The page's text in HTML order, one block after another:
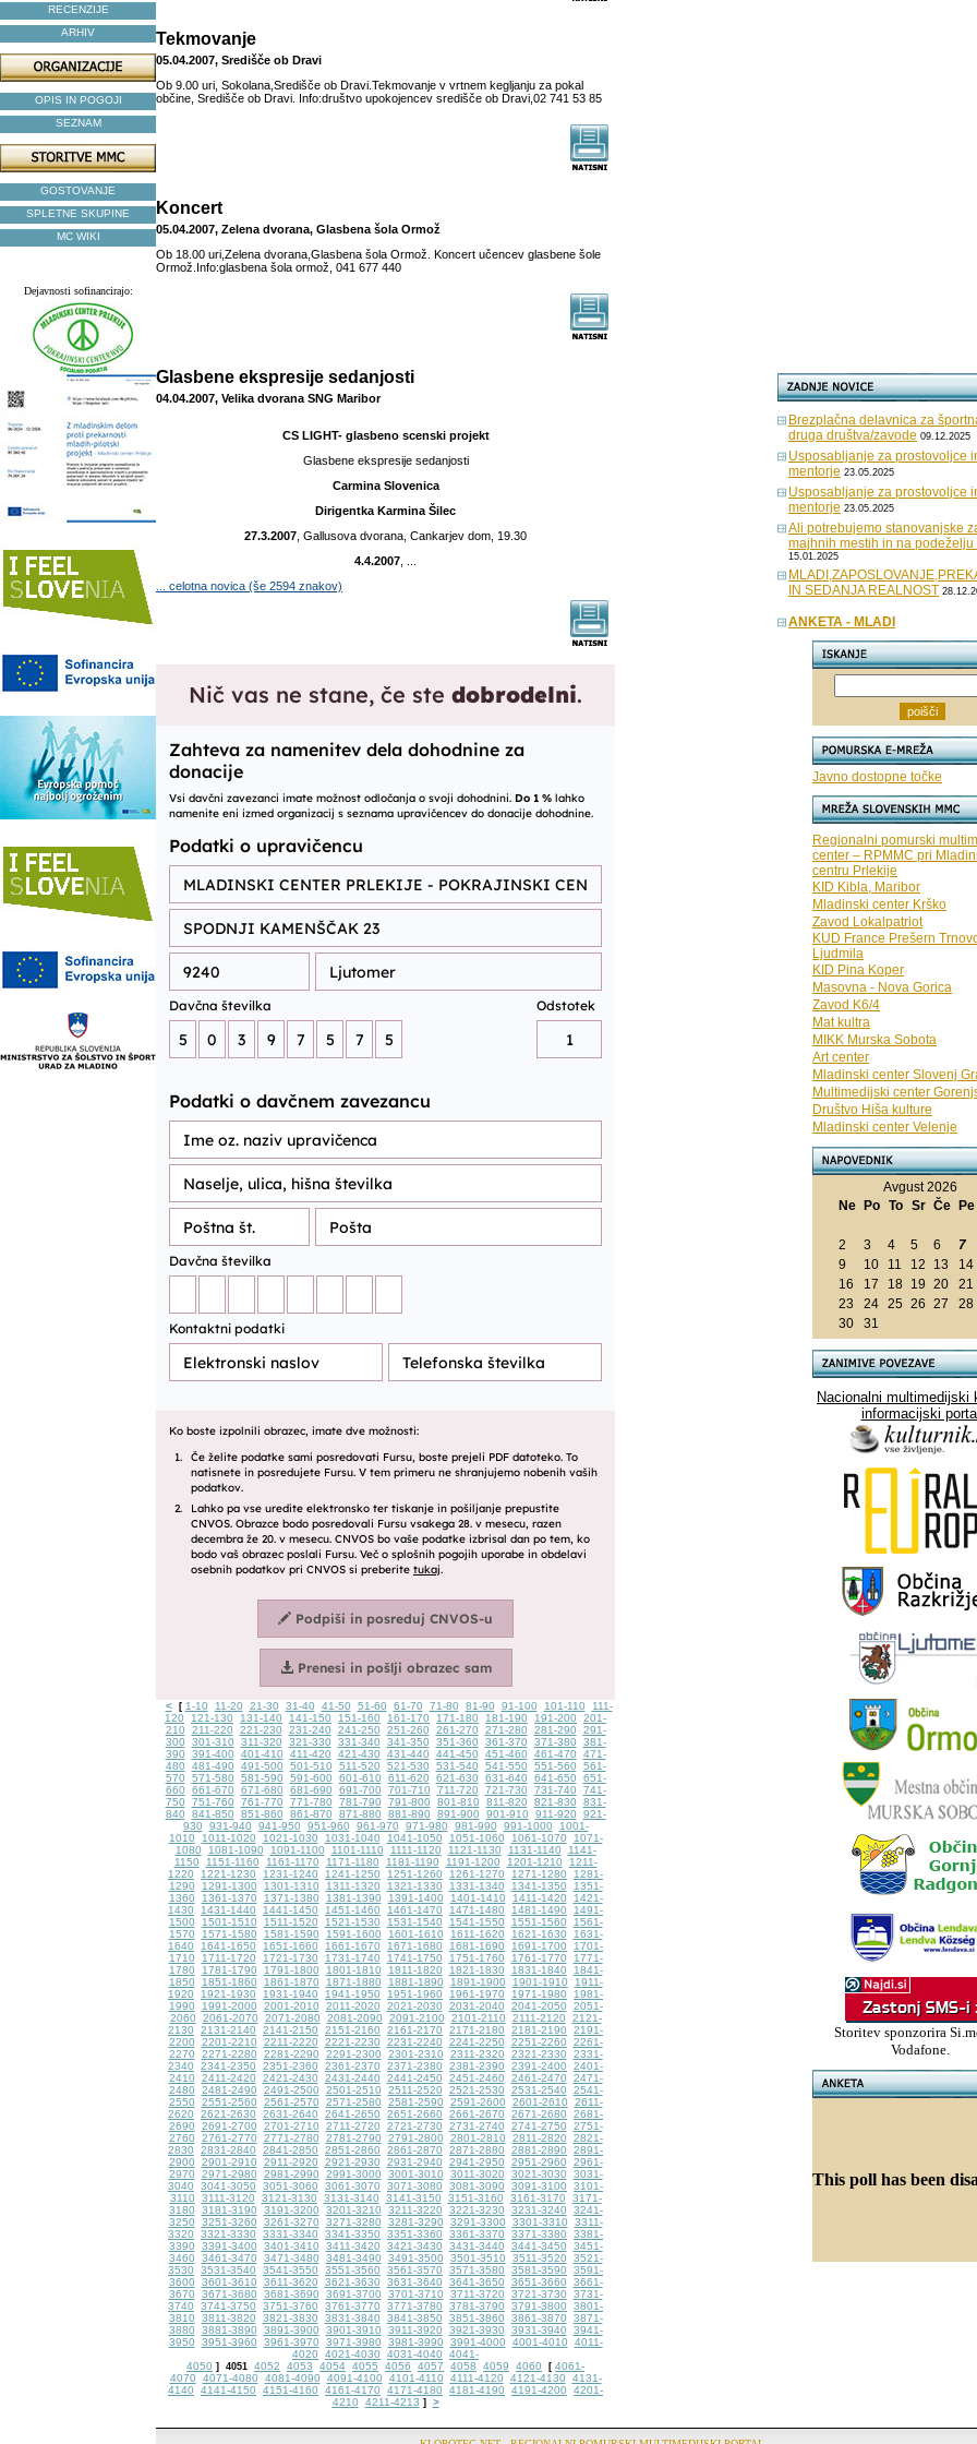
RECENZIJE
ARHIV
OPIS IN POGOJI
SEZNAM
GOSTOVANJE
SPLETNE SKUPINE
MC WIKI
Dejavnosti sofinancirajo:
Tekmovanje
05.04.2007, Središče ob Dravi
Ob 9.00 uri, Sokolana,Središče ob Dravi.Tekmovanje v vrtnem kegljanju za pokal
občine, Središče ob Dravi. Info:društvo upokojencev središče ob Dravi,02 741 53 85
Koncert
05.04.2007, Zelena dvorana, Glasbena šola Ormož
Ob 18.00 uri,Zelena dvorana,Glasbena šola Ormož. Koncert učencev glasbene šole
Ormož.Info:glasbena šola ormož, 041 677 440
Glasbene ekspresije sedanjosti
04.04.2007, Velika dvorana SNG Maribor
CS LIGHT- glasbeno scenski projekt
Glasbene ekspresije sedanjosti
Carmina Slovenica
Dirigentka Karmina Šilec
27.3.2007 , Gallusova dvorana, Cankarjev dom, 19.30
4.4.2007
... celotna novica (še 2594 znakov)
< [ 1-10 11-20 21-30 31-40 41-50 51-60 61-70 71-80 81-90 91-100 101-110
111-
120
121-130 131-140 141-150 151-160 161-170 171-180 181-190 191-200
201-
210
211-220 221-230 231-240 241-250 251-260 261-270 271-280 281-290
291-
300
301-310 311-320 321-330 331-340 341-350 351-360 361-370 371-380
381-
390
391-400 401-410 411-420 421-430 431-440 441-450 451-460 461-470
471-
480
481-490 491-500 501-510 511-520 521-530 531-540 541-550 551-560
561-
570
571-580 581-590 591-600 601-610 611-620 621-630 631-640 641-650
651-
660
661-670 671-680 681-690 691-700 701-710 711-720 721-730 731-740
741-
750
751-760 761-770 771-780 781-790 791-800 801-810 811-820 821-830
831-
840
841-850 851-860 861-870 871-880 881-890 891-900 901-910 911-920
921-
930
931-940 941-950 951-960 961-970 971-980 981-990 991-1000
1001-
1010
1011-1020 1021-1030 1031-1040 1041-1050 1051-1060 1061-1070
1071-
1080
1081-1090 1091-1100 1101-1110 1111-1120 1121-1130 1131-1140
1141-
1150
1151-1160 1161-1170 1171-1180 1181-1190 1191-1200 1201-1210
1211-
1220
1221-1230 1231-1240 1241-1250 1251-1260 1261-1270 1271-1280
1281-
1290
1291-1300 1301-1310 1311-1320 1321-1330 1331-1340 1341-1350
1351-
1360
1361-1370 1371-1380 1381-1390 1391-1400 1401-1410 1411-1420
1421-
1430
1431-1440 1441-1450 1451-1460 1461-1470 1471-1480 1481-1490
1491-
1500
1501-1510 1511-1520 1521-1530 1531-1540 1541-1550 1551-1560
1561-
1570
1571-1580 1581-1590 1591-1600 1601-1610 1611-1620 1621-1630
1631-
1640
1641-1650 1651-1660 1661-1670 1671-1680 1681-1690 1691-1700
1701-
1710
1711-1720 1721-1730 1731-1740 1741-1750 1751-1760 1761-1770
1771-
1780
1781-1790 1791-1800 1801-1810 1811-1820 1821-1830 1831-1840
1841-
1850
1851-1860 1861-1870 1871-1880 1881-1890 1891-1900 1901-1910
1911-
1920
1921-1930 1931-1940 1941-1950 1951-1960 1961-1970 1971-1980
1981-
1990
1991-2000 2001-2010 2011-2020 2021-2030 2031-2040 2041-2050
2051-
2060
2061-2070 2071-2080 2081-2090 2091-2100 2101-2110 2111-2120
2121-
2130
2131-2140 2141-2150 2151-2160 2161-2170 2171-2180 2181-2190
2191-
2200
2201-2210 2211-2220 2221-2230 2231-2240 2241-2250 2251-2260
2261-
2270
2271-2280 2281-2290 2291-2300 2301-2310 2311-2320 2321-2330
2331-
2340
2341-2350 2351-2360 2361-2370 2371-2380 2381-2390 2391-2400
2401-
2410
2411-2420 2421-2430 2431-2440 2441-2450 2451-2460 2461-2470
2471-
2480
2481-2490 2491-2500 2501-2510 2511-2520 2521-2530 2531-2540
2541-
2550
2551-2560 2561-2570 2571-2580 2581-2590 2591-2600 2601-2610
2611-
2620
2621-2630 2631-2640 2641-2650 2651-2660 2661-2670 2671-2680
2681-
2690
2691-2700 2701-2710 2711-2720 2721-2730 2731-2740 2741-2750
2751-
2760
2761-2770 2771-2780 2781-2790 2791-2800 2801-2810 2811-2820
2821-
2830
2831-2840 2841-2850 2851-2860 2861-2870 2871-2880 2881-2890
2891-
2900
2901-2910 2911-2920 2921-2930 2931-2940 2941-2950 2951-2960
2961-
2970
2971-2980 2981-2990 2991-3000 3001-3010 3011-3020 3021-3030
3031-
3040
3041-3050 3051-3060 3061-3070 3071-3080 3081-3090 3091-3100
3101-
3110
3111-3120 3121-3130 3131-3140 3141-3150 3151-3160 3161-3170
3171-
3180
3181-3190 3191-3200 3201-3210 3211-3220 3221-3230 3231-3240
3241-
3250
3251-3260 3261-3270 3271-3280 3281-3290 3291-3300 3301-3310
3311-
3320
3321-3330 3331-3340 3341-3350 3351-3360 3361-3370 3371-3380
3381-
3390
3391-3400 3401-3410 3411-3420 3421-3430 3431-3440 3441-3450
3451-
3460
3461-3470 3471-3480 3481-3490 3491-3500 3501-3510 3511-3520
3521-
3530
3531-3540 3541-3550 3551-3560 3561-3570 3571-3580 3581-3590
3591-
3600
3601-3610 3611-3620 3621-3630 3631-3640 3641-3650 3651-3660
3661-
3670
3671-3680 3681-3690 3691-3700 3701-3710 3711-3720 3721-3730
3731-
3740
3741-3750 3751-3760 3761-3770 3771-3780 3781-3790 3791-3800
3801-
3810
3811-3820 3821-3830 3831-3840 3841-3850 3851-3860 3861-3870
3871-
3880
3881-3890 3891-3900 3901-3910 3911-3920 3921-3930 3931-3940
3941-
3950
3951-3960 3961-3970 3971-3980 3981-3990 3991-4000 4001-4010
4011-
4020
4021-4030 4031-4040
4041-
4050 ] 4051 4052 4053 4054 4055 4056 4057 4058 4059 4060 [ 4061-
4070
4071-4080 4081-4090 4091-4100 4101-4110 4111-4120 4121-4130
4131-
4140
4141-4150 4151-4160 4161-4170 4171-4180 4181-4190 4191-4200
4201-
4210
4211-4213 ] >
Brezplačna delavnica za
druga društva/zavode 09.12.2025
Usposabljanje za prostovoljce
mentorje 23.05.2025
Usposabljanje za prostovoljce
mentorje 23.05.2025
Ali potrebujemo stanovanjske
majhnih mestih in na podeželju
15.01.2025
IN SEDANJA REALNOST
ANKETA - MLADI
Javno dostopne točke
Regionalni pomurski
center – RPMMC pri
centru Prlekije
KID Kibla, Maribor
Mladinski center Krško
Zavod Lokalpatriot
KUD France Prešern
Ljudmila
KID Pina Koper
Masovna - Nova Gorica
Zavod K6/4
Mat kultra
MIKK Murska Sobota
Art center
Mladinski center Slovenj
Multimedijski center
Društvo Hiša kulture
Mladinski center Velenje
Avgust 2026
Ne
Po To Sr Če Pe
2
3 4 5 6 7
9
10 11 12 13 14
16
17 18 19 20 21
23
24 25 26 27 28
30
31
Nacionalni multimedijski
informacijski portal
Storitev sponzorira
Vodafone.
This poll has been